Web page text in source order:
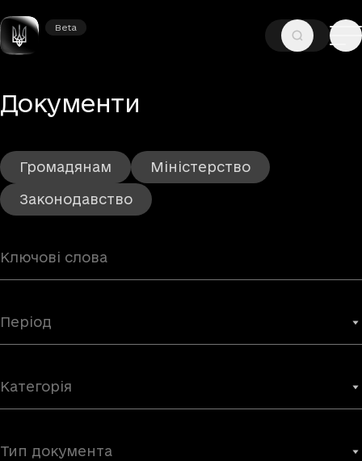
Beta
Beta
ГОЛОВНА
Документи
Громадянам Міністерство
Законодавство
Період
Категорія
Тип документа